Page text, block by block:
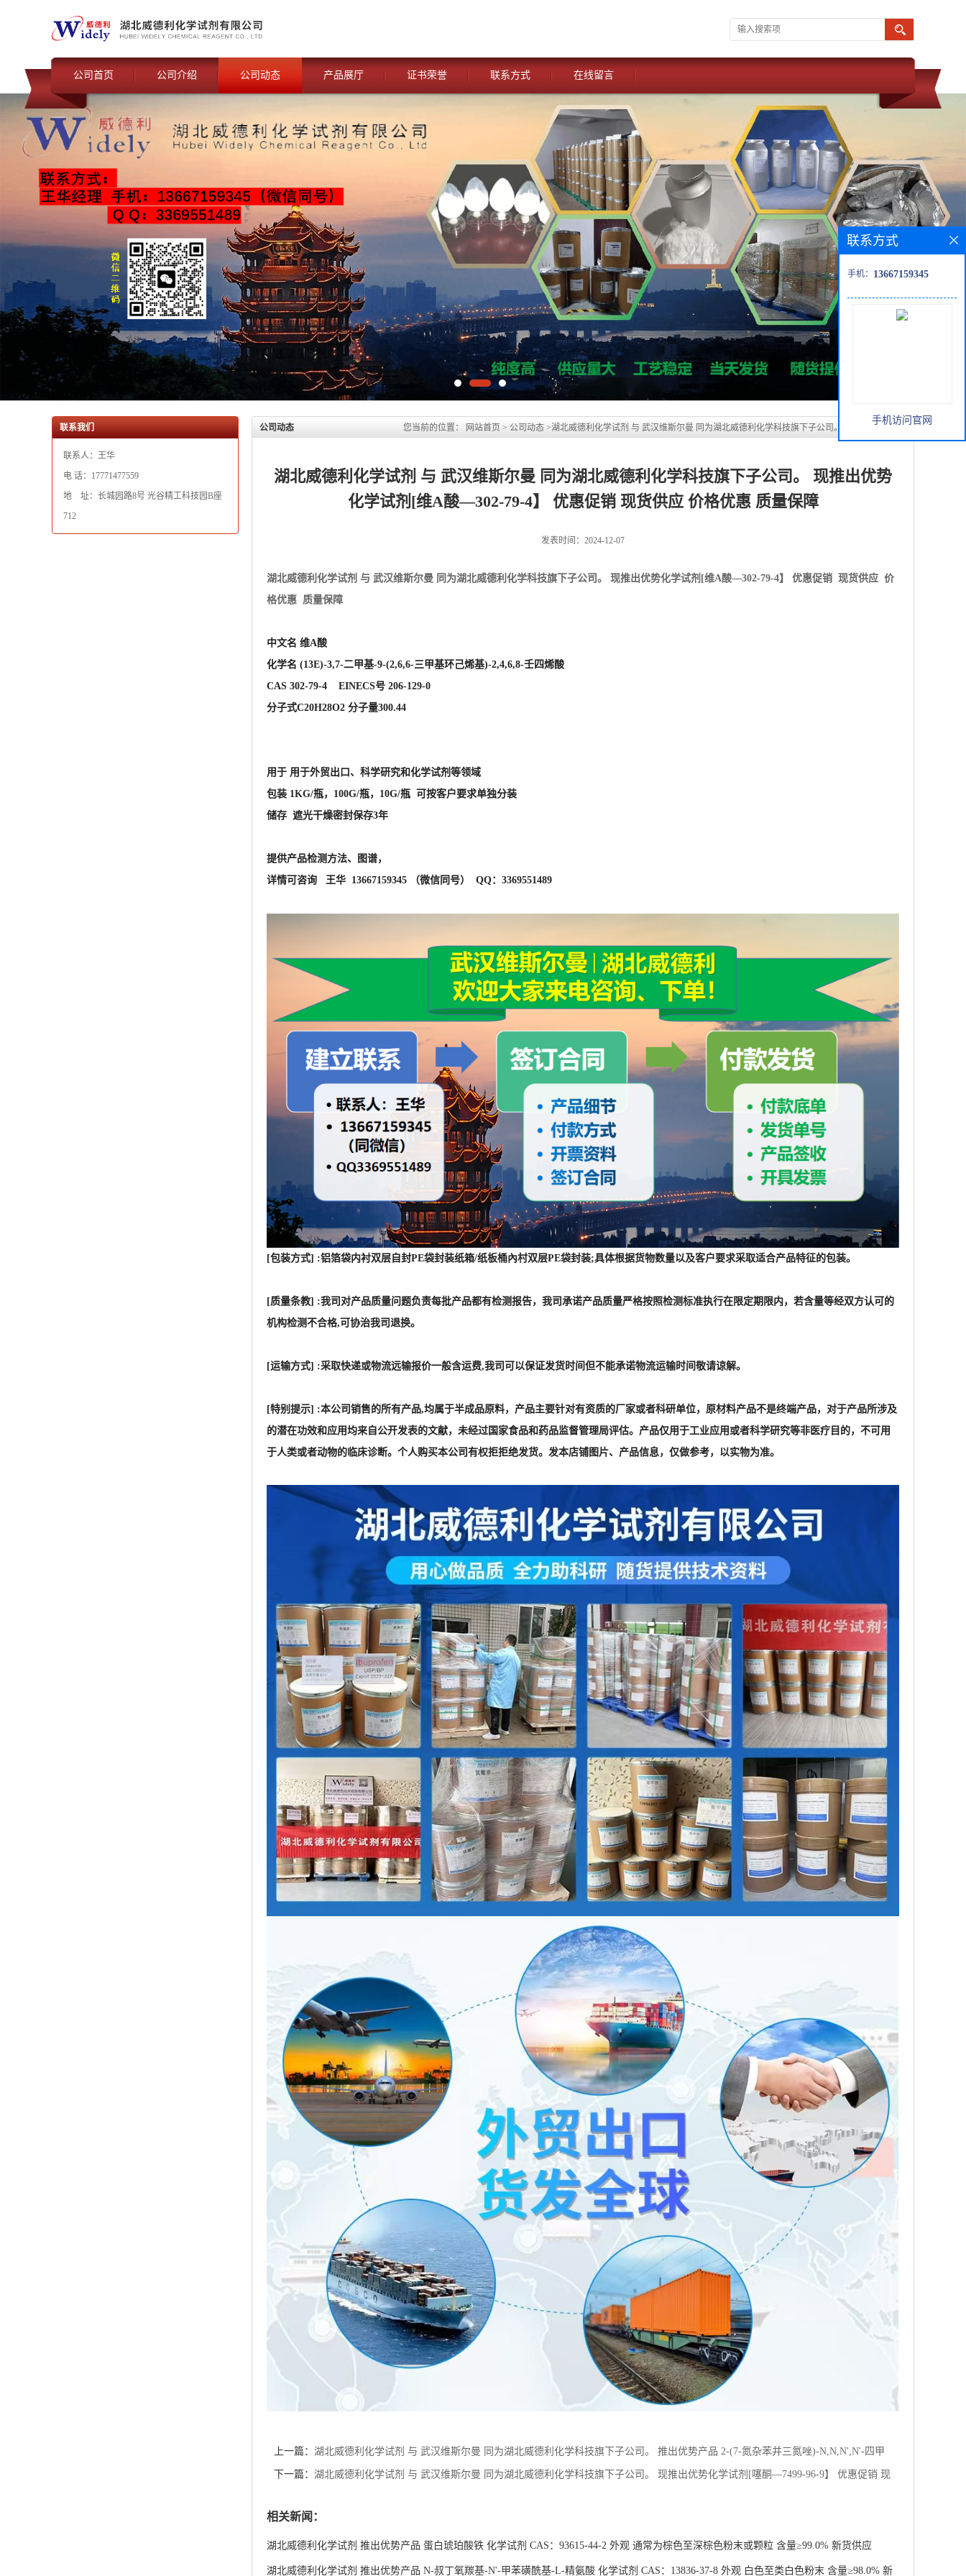
公司首页 公司介绍 公司动态 产品展厅 证书荣誉 联系方式 在线留言
联系我们
联系人：王华
电 话：17771477559
地 址：长城园路8号 光谷精工科技园B座
712
公司动态 您当前的位置： 网站首页 > 公司动态 >湖北威德利化学试剂 与 武汉维斯尔曼 同为湖北威德利化学科技旗下子公司。 现推出优势化学
湖北威德利化学试剂 与 武汉维斯尔曼 同为湖北威德利化学科技旗下子公司。 现推出优势
化学试剂[维A酸—302-79-4】 优惠促销 现货供应 价格优惠 质量保障
发表时间：2024-12-07
湖北威德利化学试剂 与 武汉维斯尔曼 同为湖北威德利化学科技旗下子公司。 现推出优势化学试剂[维A酸—302-79-4】 优惠促销 现货供应 价
格优惠 质量保障
中文名 维A酸
化学名 (13E)-3,7-二甲基-9-(2,6,6-三甲基环己烯基)-2,4,6,8-壬四烯酸
CAS 302-79-4 EINECS号 206-129-0
分子式C20H28O2 分子量300.44
用于 用于外贸出口、科学研究和化学试剂等领域
包装 1KG/瓶，100G/瓶，10G/瓶 可按客户要求单独分装
储存 遮光干燥密封保存3年
提供产品检测方法、图谱，
详情可咨询 王华 13667159345 （微信同号） QQ：3369551489
[包装方式] :铝箔袋内衬双层自封PE袋封装纸箱/纸板桶內村双层PE袋封装;具体根据货物数量以及客户要求采取适合产品特征的包装。
[质量条教] :我司对产品质量问题负责每批产品都有检测报告，我司承诺产品质量严格按照检测标准执行在限定期限内，若含量等经双方认可的
机构检测不合格,可协治我司退换。
[运输方式] :采取快递或物流远输报价一般含运费,我司可以保证发货时间但不能承诺物流运输时间敬请谅解。
[特别提示] :本公司销售的所有产品,均属于半成品原料，产品主要针对有资质的厂家或者科研单位，原材料产品不是终端产品，对于产品所涉及
的潜在功效和应用均来自公开发表的文献，未经过国家食品和药品监督管理局评估。产品仅用于工业应用或者科学研究等非医疗目的，不可用
于人类或者动物的临床诊断。个人购买本公司有权拒拒绝发货。发本店铺图片、产品信息，仅做参考，以实物为准。
上一篇： 湖北威德利化学试剂 与 武汉维斯尔曼 同为湖北威德利化学科技旗下子公司。 推出优势产品 2-(7-氮杂苯并三氮唑)-N,N,N',N'-四甲
基脲四氟硼酸盐 化学试剂 CAS：873798-09-5 含 量≥99% 外观 白色至类白色结晶性粉末 新货供应
下一篇： 湖北威德利化学试剂 与 武汉维斯尔曼 同为湖北威德利化学科技旗下子公司。 现推出优势化学试剂[噻酮—7499-96-9】 优惠促销 现
相关新闻：
湖北威德利化学试剂 推出优势产品 蛋白琥珀酸铁 化学试剂 CAS：93615-44-2 外观 通常为棕色至深棕色粉末或颗粒 含量≥99.0% 新货供应
湖北威德利化学试剂 推出优势产品 N-叔丁氧羰基-N'-甲苯磺酰基-L-精氨酸 化学试剂 CAS：13836-37-8 外观 白色至类白色粉末 含量≥98.0% 新
联系方式
手机： 13667159345
手机访问官网